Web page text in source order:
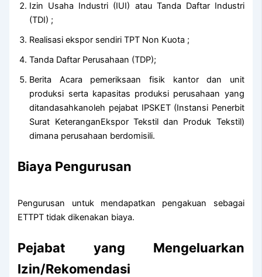
Izin Usaha Industri (IUI) atau Tanda Daftar Industri
(TDI) ;
Realisasi ekspor sendiri TPT Non Kuota ;
Tanda Daftar Perusahaan (TDP);
Berita Acara pemeriksaan fisik kantor dan unit
produksi serta kapasitas produksi perusahaan yang
ditandasahkanoleh pejabat IPSKET (Instansi Penerbit
Surat KeteranganEkspor Tekstil dan Produk Tekstil)
dimana perusahaan berdomisili.
Biaya Pengurusan
Pengurusan untuk mendapatkan pengakuan sebagai
ETTPT tidak dikenakan biaya.
Pejabat yang Mengeluarkan
Izin/Rekomendasi